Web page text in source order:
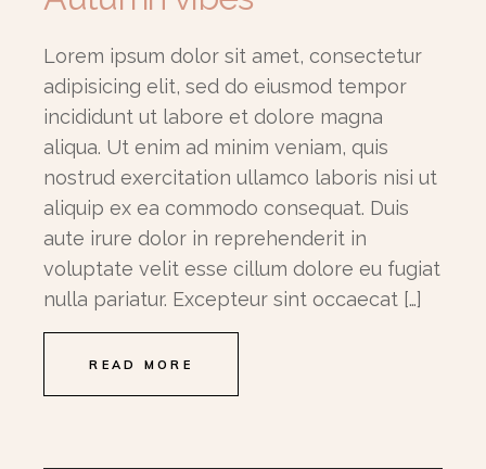
Lorem ipsum dolor sit amet, consectetur
adipisicing elit, sed do eiusmod tempor
incididunt ut labore et dolore magna
aliqua. Ut enim ad minim veniam, quis
nostrud exercitation ullamco laboris nisi ut
aliquip ex ea commodo consequat. Duis
aute irure dolor in reprehenderit in
voluptate velit esse cillum dolore eu fugiat
nulla pariatur. Excepteur sint occaecat […]
READ MORE